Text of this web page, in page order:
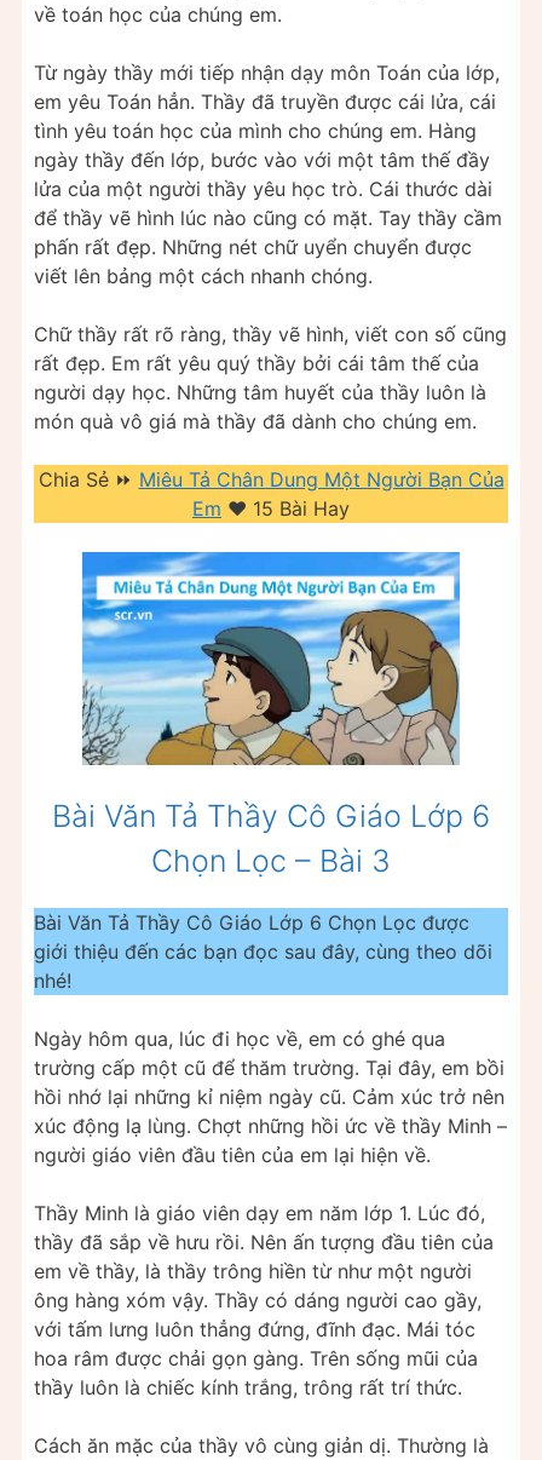
về toán học của chúng em.
Từ ngày thầy mới tiếp nhận dạy môn Toán của lớp,
em yêu Toán hẳn. Thầy đã truyền được cái lửa, cái
tình yêu toán học của mình cho chúng em. Hàng
ngày thầy đến lớp, bước vào với một tâm thế đầy
lửa của một người thầy yêu học trò. Cái thước dài
để thầy vẽ hình lúc nào cũng có mặt. Tay thầy cầm
phấn rất đẹp. Những nét chữ uyển chuyển được
viết lên bảng một cách nhanh chóng.
Chữ thầy rất rõ ràng, thầy vẽ hình, viết con số cũng
rất đẹp. Em rất yêu quý thầy bởi cái tâm thế của
người dạy học. Những tâm huyết của thầy luôn là
món quà vô giá mà thầy đã dành cho chúng em.
Chia Sẻ ⏩ Miêu Tả Chân Dung Một Người Bạn Của
Em ❤️️ 15 Bài Hay
Bài Văn Tả Thầy Cô Giáo Lớp 6
Chọn Lọc – Bài 3
Bài Văn Tả Thầy Cô Giáo Lớp 6 Chọn Lọc được
giới thiệu đến các bạn đọc sau đây, cùng theo dõi
nhé!
Ngày hôm qua, lúc đi học về, em có ghé qua
trường cấp một cũ để thăm trường. Tại đây, em bồi
hồi nhớ lại những kỉ niệm ngày cũ. Cảm xúc trở nên
xúc động lạ lùng. Chợt những hồi ức về thầy Minh –
người giáo viên đầu tiên của em lại hiện về.
Thầy Minh là giáo viên dạy em năm lớp 1. Lúc đó,
thầy đã sắp về hưu rồi. Nên ấn tượng đầu tiên của
em về thầy, là thầy trông hiền từ như một người
ông hàng xóm vậy. Thầy có dáng người cao gầy,
với tấm lưng luôn thẳng đứng, đĩnh đạc. Mái tóc
hoa râm được chải gọn gàng. Trên sống mũi của
thầy luôn là chiếc kính trắng, trông rất trí thức.
Cách ăn mặc của thầy vô cùng giản dị. Thường là